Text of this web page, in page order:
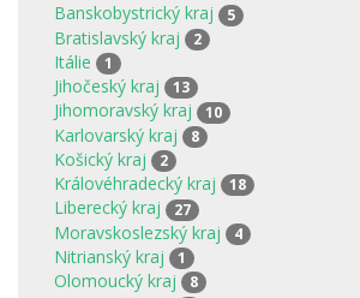
Banskobystrický kraj 5
Bratislavský kraj 2
Itálie 1
Jihočeský kraj 13
Jihomoravský kraj 10
Karlovarský kraj 8
Košický kraj 2
Královéhradecký kraj 18
Liberecký kraj 27
Moravskoslezský kraj 4
Nitrianský kraj 1
Olomoucký kraj 8